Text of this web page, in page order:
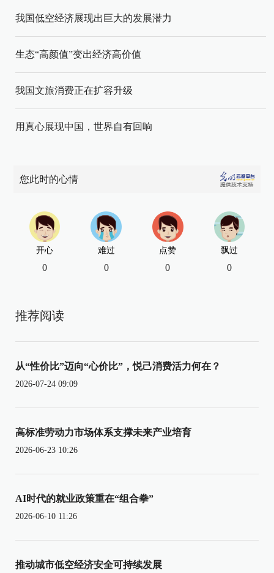
我国低空经济展现出巨大的发展潜力
生态“高颜值”变出经济高价值
我国文旅消费正在扩容升级
用真心展现中国，世界自有回响
您此时的心情
开心
0
难过
0
点赞
0
飘过
0
推荐阅读
从“性价比”迈向“心价比”，悦己消费活力何在？
2026-07-24 09:09
高标准劳动力市场体系支撑未来产业培育
2026-06-23 10:26
AI时代的就业政策重在“组合拳”
2026-06-10 11:26
推动城市低空经济安全可持续发展